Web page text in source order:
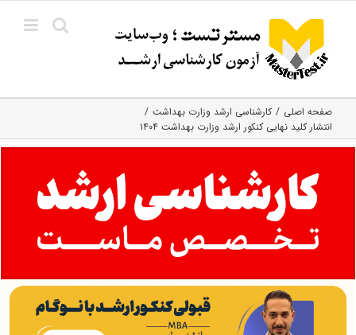
content
صفحه اصلی
کارشناسی ارشد وزارت بهداشت
انتشار کلید نهایی کنکور ارشد وزارت بهداشت ۱۴۰۴